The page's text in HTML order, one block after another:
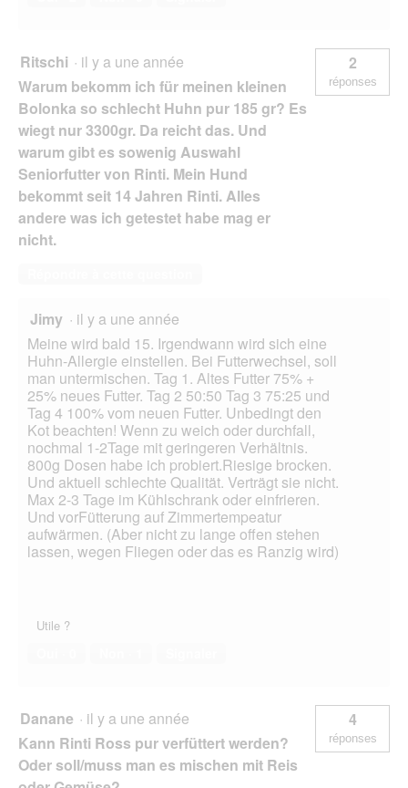
Ritschi · il y a une année
Warum bekomm ich für meinen kleinen
Bolonka so schlecht Huhn pur 185 gr? Es
wiegt nur 3300gr. Da reicht das. Und
warum gibt es sowenig Auswahl
Seniorfutter von Rinti. Mein Hund
bekommt seit 14 Jahren Rinti. Alles
andere was ich getestet habe mag er
nicht.
2
réponses
Jimy · il y a une année
Meine wird bald 15. Irgendwann wird sich eine
Huhn-Allergie einstellen. Bei Futterwechsel, soll
man untermischen. Tag 1. Altes Futter 75% +
25% neues Futter. Tag 2 50:50 Tag 3 75:25 und
Tag 4 100% vom neuen Futter. Unbedingt den
Kot beachten! Wenn zu weich oder durchfall,
nochmal 1-2Tage mit geringeren Verhältnis.
800g Dosen habe ich probiert.Riesige brocken.
Und aktuell schlechte Qualität. Verträgt sie nicht.
Max 2-3 Tage im Kühlschrank oder einfrieren.
Und vorFütterung auf Zimmertempeatur
aufwärmen. (Aber nicht zu lange offen stehen
lassen, wegen Fliegen oder das es Ranzig wird)
Utile ?
Danane · il y a une année
Kann Rinti Ross pur verfüttert werden?
Oder soll/muss man es mischen mit Reis
4
réponses